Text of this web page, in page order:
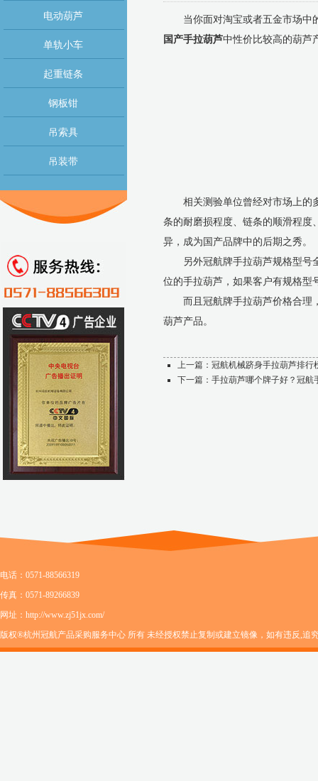
电动葫芦
单轨小车
起重链条
钢板钳
吊索具
吊装带
当你面对淘宝或者五金市场中的
国产手拉葫芦中性价比较高的葫芦
相关测验单位曾经对市场上的多
条的耐磨损程度、链条的顺滑程度
异，成为国产品牌中的后期之秀。
另外冠航牌手拉葫芦规格型号全
位的手拉葫芦，如果客户有规格型
而且冠航牌手拉葫芦价格合理
葫芦产品。
上一篇： 冠航机械跻身手拉葫芦排行
下一篇： 手拉葫芦哪个牌子好？冠航
电话：0571-88566319
传真：0571-89266839
网址：http://www.zj51jx.com/
版权®杭州冠航产品采购服务中心 所有 未经授权禁止复制或建立镜像，如有违反,追